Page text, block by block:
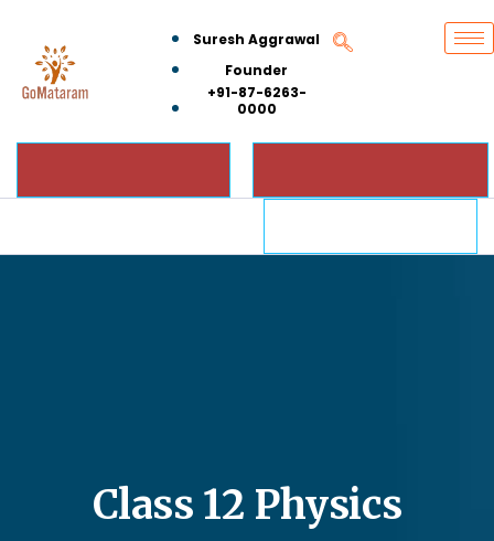
Suresh Aggrawal
Founder
+91-87-6263-
0000
Class 12 Physics